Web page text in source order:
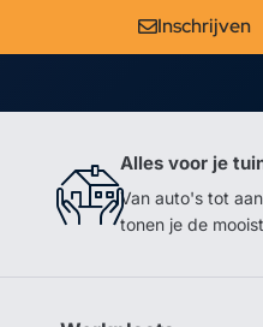
Inschrijven
Alles voor je
Van auto's tot
tonen je de